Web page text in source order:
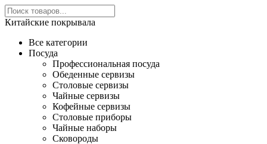
Китайские покрывала
Все категории
Посуда
Профессиональная посуда
Обеденные сервизы
Столовые сервизы
Чайные сервизы
Кофейные сервизы
Столовые приборы
Чайные наборы
Сковороды